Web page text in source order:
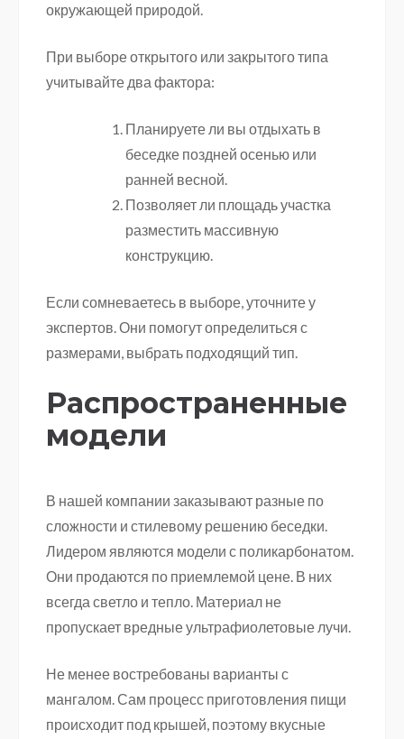
окружающей природой.
При выборе открытого или закрытого типа
учитывайте два фактора:
Планируете ли вы отдыхать в
беседке поздней осенью или
ранней весной.
Позволяет ли площадь участка
разместить массивную
конструкцию.
Если сомневаетесь в выборе, уточните у
экспертов. Они помогут определиться с
размерами, выбрать подходящий тип.
Распространенные
модели
В нашей компании заказывают разные по
сложности и стилевому решению беседки.
Лидером являются модели с поликарбонатом.
Они продаются по приемлемой цене. В них
всегда светло и тепло. Материал не
пропускает вредные ультрафиолетовые лучи.
Не менее востребованы варианты с
мангалом. Сам процесс приготовления пищи
происходит под крышей, поэтому вкусные